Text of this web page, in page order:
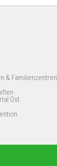
& Familienzentren
Ost